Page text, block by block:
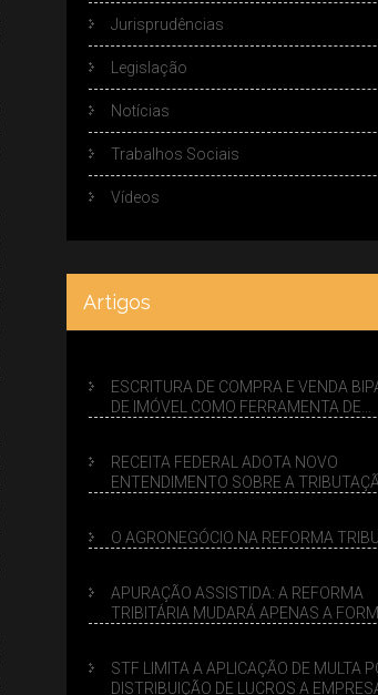
Jurisprudências
Legislação
Notícias
Trabalhos Sociais
Vídeos
Artigos
ESCRITURA DE COMPRA E VENDA
DE IMÓVEL COMO FERRAMENTA DE
RECEITA FEDERAL ADOTA NOVO
ENTENDIMENTO SOBRE A
O AGRONEGÓCIO NA REFORMA
APURAÇÃO ASSISTIDA: A REFORMA
TRIBITÁRIA MUDARÁ APENAS A
STF LIMITA A APLICAÇÃO DE MULTA
DISTRIBUIÇÃO DE LUCROS A